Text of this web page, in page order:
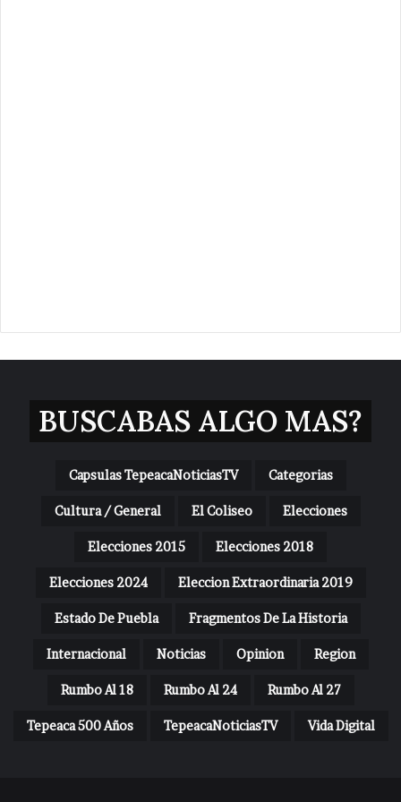
BUSCABAS ALGO MAS?
Capsulas TepeacaNoticiasTV Categorias
Cultura / General El Coliseo Elecciones
Elecciones 2015 Elecciones 2018
Elecciones 2024 Eleccion Extraordinaria 2019
Estado De Puebla Fragmentos De La Historia
Internacional Noticias Opinion Region
Rumbo Al 18 Rumbo Al 24 Rumbo Al 27
Tepeaca 500 Años TepeacaNoticiasTV Vida Digital